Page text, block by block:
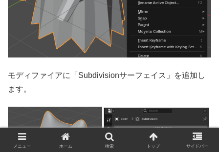
モディファイアに「Subdivisionサーフェイス」を追加し
ます。
メニュー ホーム 検索 トップ サイドバー